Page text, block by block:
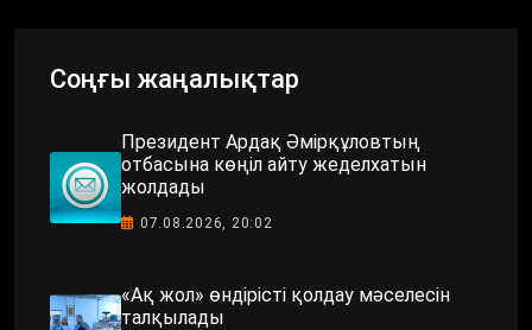
Соңғы жаңалықтар
Президент Ардақ Әмірқұловтың
отбасына көңіл айту жеделхатын
жолдады
07.08.2026, 20:02
«Ақ жол» өндірісті қолдау мәселесін
талқылады